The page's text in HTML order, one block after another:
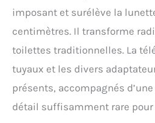
nous,
jours !
imposant et surélève la
centimètres. Il transforme
toilettes traditionnelles. La
tuyaux et les divers
présents, accompagnés
détail suffisamment rare